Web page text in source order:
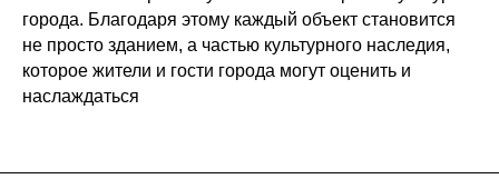
города. Благодаря этому каждый объект становится
не просто зданием, а частью культурного наследия,
которое жители и гости города могут оценить и
наслаждаться